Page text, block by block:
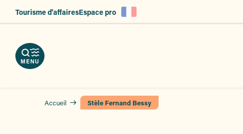
principal
Tourisme d'affairesEspace pro
MENU
Accueil Stèle Fernand Bessy